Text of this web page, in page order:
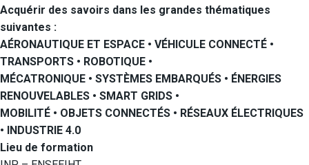
Acquérir des savoirs dans les grandes thématiques
suivantes :
AÉRONAUTIQUE ET ESPACE • VÉHICULE CONNECTÉ •
TRANSPORTS • ROBOTIQUE •
MÉCATRONIQUE • SYSTÈMES EMBARQUÉS • ÉNERGIES
RENOUVELABLES • SMART GRIDS •
MOBILITÉ • OBJETS CONNECTÉS • RÉSEAUX ÉLECTRIQUES
• INDUSTRIE 4.0
Lieu de formation